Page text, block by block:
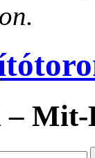
– Mit-